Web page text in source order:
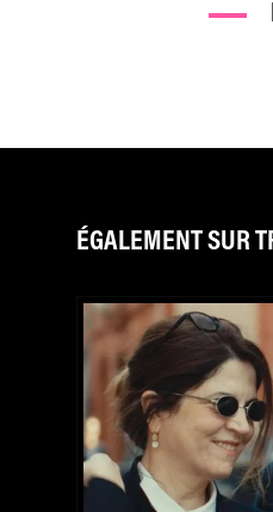
ÉGALEMENT SUR